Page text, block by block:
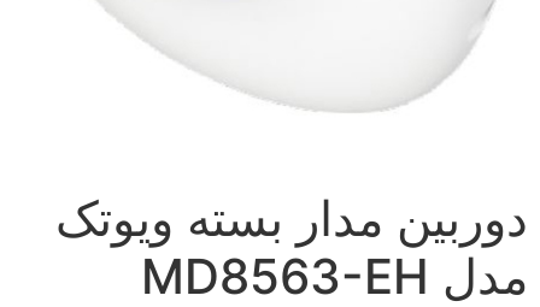
دوربین مدار بسته ویوتک
مدل MD8563-EH